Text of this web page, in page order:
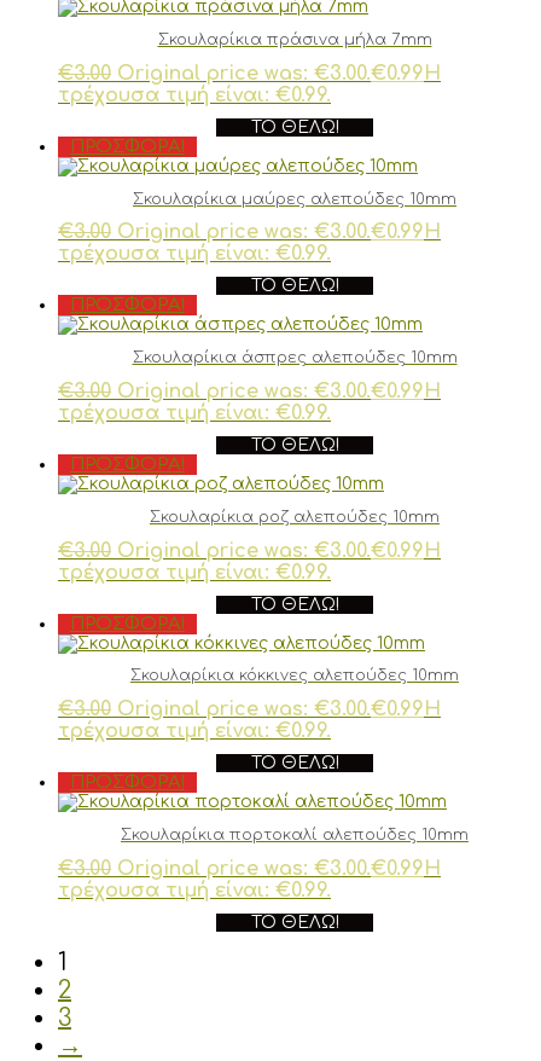
Σκουλαρίκια πράσινα μήλα 7mm
€3.00 Original price was: €3.00.€0.99Η
τρέχουσα τιμή είναι: €0.99.
ΤΟ ΘΈΛΩ!
ΠΡΟΣΦΟΡΆ!
Σκουλαρίκια μαύρες αλεπούδες 10mm
€3.00 Original price was: €3.00.€0.99Η
τρέχουσα τιμή είναι: €0.99.
ΤΟ ΘΈΛΩ!
ΠΡΟΣΦΟΡΆ!
Σκουλαρίκια άσπρες αλεπούδες 10mm
€3.00 Original price was: €3.00.€0.99Η
τρέχουσα τιμή είναι: €0.99.
ΤΟ ΘΈΛΩ!
ΠΡΟΣΦΟΡΆ!
Σκουλαρίκια ροζ αλεπούδες 10mm
€3.00 Original price was: €3.00.€0.99 Η
τρέχουσα τιμή είναι: €0.99.
ΤΟ ΘΈΛΩ!
ΠΡΟΣΦΟΡΆ!
Σκουλαρίκια κόκκινες αλεπούδες 10mm
€3.00 Original price was: €3.00.€0.99Η
τρέχουσα τιμή είναι: €0.99.
ΤΟ ΘΈΛΩ!
ΠΡΟΣΦΟΡΆ!
Σκουλαρίκια πορτοκαλί αλεπούδες 10mm
€3.00 Original price was: €3.00.€0.99Η
τρέχουσα τιμή είναι: €0.99.
ΤΟ ΘΈΛΩ!
1
2
3
→